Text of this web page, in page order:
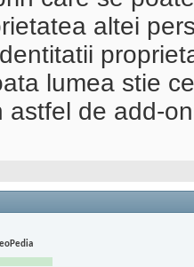
altei
lumea stie
astfel de add-